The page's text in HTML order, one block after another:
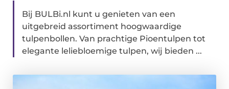
Bij BULBi.nl kunt u genieten van een
uitgebreid assortiment hoogwaardige
tulpenbollen. Van prachtige Pioentulpen tot
elegante leliebloemige tulpen, wij bieden ...